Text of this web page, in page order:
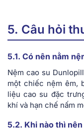
5. Câu hỏi
5.1. Có nên nằm
Nệm cao su
một chiếc nệm êm,
liệu cao su đặc
khí và hạn chế nấm
5.2. Khi nào thì